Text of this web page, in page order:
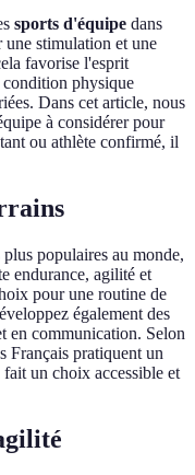
sports d'équipe dans
une stimulation et une
favorise l'esprit
condition physique
Dans cet article, nous
à considérer pour
ou athlète confirmé, il
populaires au monde,
endurance, agilité et
pour une routine de
également des
en communication. Selon
Français pratiquent un
un choix accessible et